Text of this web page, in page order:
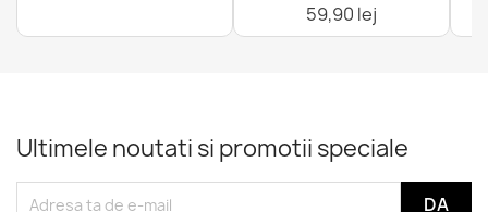
59,90 lej
Ultimele noutati si promotii speciale